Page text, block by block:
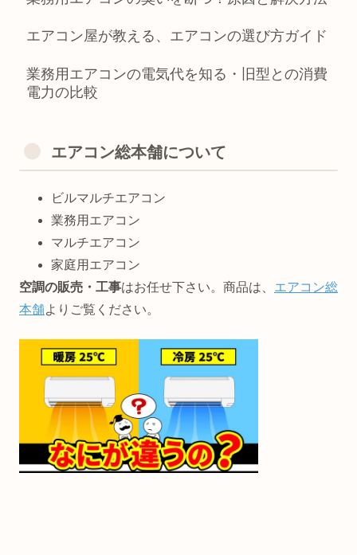
エアコン屋が教える、エアコンの選び方ガイド
業務用エアコンの電気代を知る・旧型との消費
電力の比較
エアコン総本舗について
ビルマルチエアコン
業務用エアコン
マルチエアコン
家庭用エアコン
空調の販売・工事はお任せ下さい。商品は、 エアコン総
本舗よりご覧ください。